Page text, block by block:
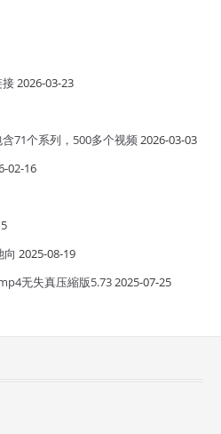
接2026-03-23
71个系列，500多个视频2026-03-03
02-16
向 2025-08-19
无失真压縮版5.732025-07-25